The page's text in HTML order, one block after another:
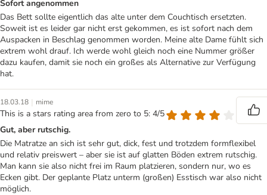
Sofort angenommen
Das Bett sollte eigentlich das alte unter dem Couchtisch ersetzten.
Soweit ist es leider gar nicht erst gekommen, es ist sofort nach dem
Auspacken in Beschlag genommen worden. Meine alte Dame fühlt sich
extrem wohl drauf. Ich werde wohl gleich noch eine Nummer größer
dazu kaufen, damit sie noch ein großes als Alternative zur Verfügung
hat.
18.03.18 | mime
This is a stars rating area from zero to 5: 4/5
Gut, aber rutschig.
Die Matratze an sich ist sehr gut, dick, fest und trotzdem formflexibel
und relativ preiswert – aber sie ist auf glatten Böden extrem rutschig.
Man kann sie also nicht frei im Raum platzieren, sondern nur, wo es
Ecken gibt. Der geplante Platz unterm (großen) Esstisch war also nicht
möglich.